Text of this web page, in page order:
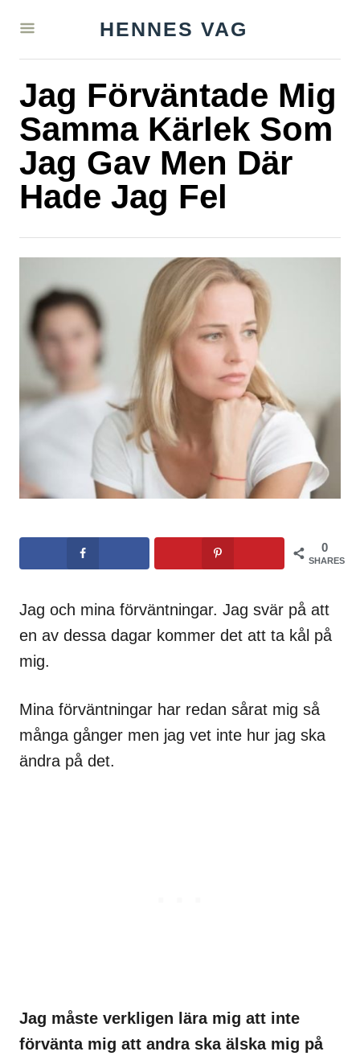
HENNES VAG
Jag Förväntade Mig
Samma Kärlek Som
Jag Gav Men Där
Hade Jag Fel
0
SHARES
Jag och mina förväntningar. Jag svär på att
en av dessa dagar kommer det att ta kål på
mig.
Mina förväntningar har redan sårat mig så
många gånger men jag vet inte hur jag ska
ändra på det.
Jag måste verkligen lära mig att inte
förvänta mig att andra ska älska mig på